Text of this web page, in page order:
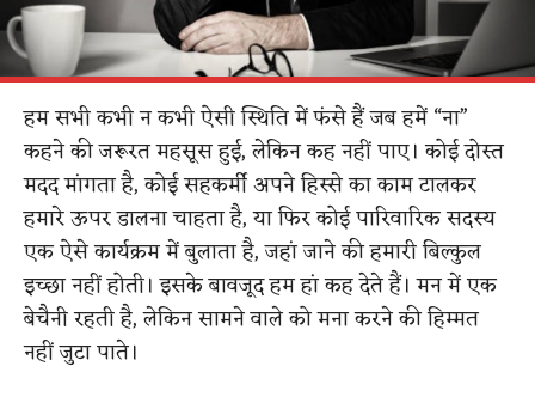
हम सभी कभी न कभी ऐसी स्थिति में फंसे हैं जब हमें “ना”
कहने की जरूरत महसूस हुई, लेकिन कह नहीं पाए। कोई दोस्त
मदद मांगता है, कोई सहकर्मी अपने हिस्से का काम टालकर
हमारे ऊपर डालना चाहता है, या फिर कोई पारिवारिक सदस्य
एक ऐसे कार्यक्रम में बुलाता है, जहां जाने की हमारी बिल्कुल
इच्छा नहीं होती। इसके बावजूद हम हां कह देते हैं। मन में एक
बेचैनी रहती है, लेकिन सामने वाले को मना करने की हिम्मत
नहीं जुटा पाते।